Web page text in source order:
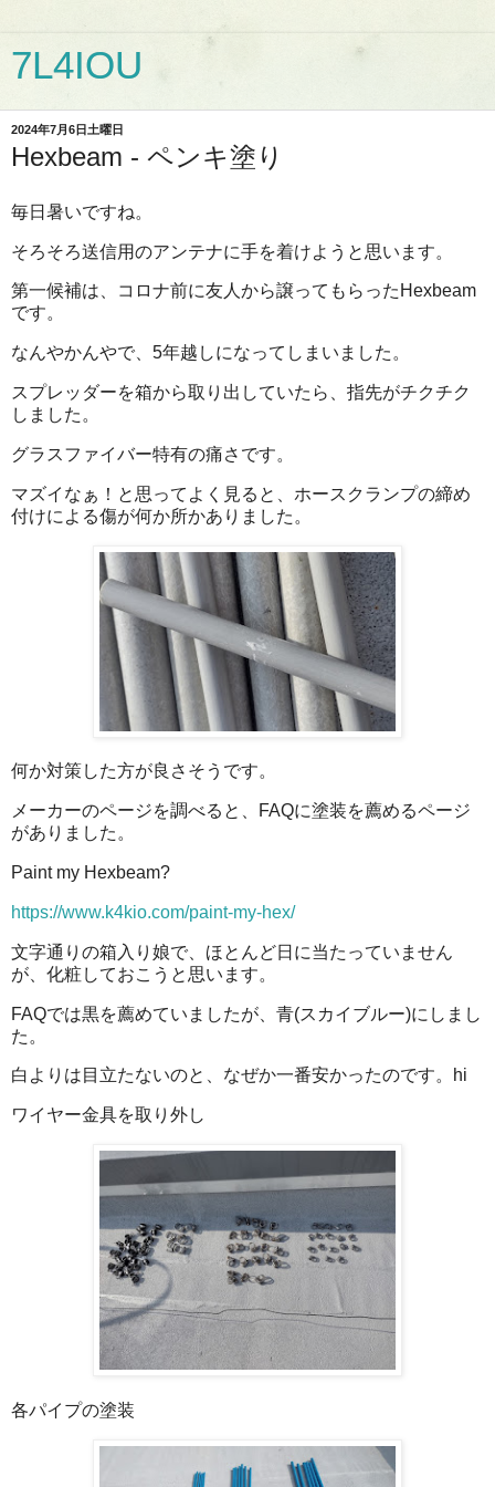
7L4IOU
2024年7月6日土曜日
Hexbeam - ペンキ塗り
毎日暑いですね。
そろそろ送信用のアンテナに手を着けようと思います。
第一候補は、コロナ前に友人から譲ってもらったHexbeam
です。
なんやかんやで、5年越しになってしまいました。
スプレッダーを箱から取り出していたら、指先がチクチク
しました。
グラスファイバー特有の痛さです。
マズイなぁ！と思ってよく見ると、ホースクランプの締め
付けによる傷が何か所かありました。
何か対策した方が良さそうです。
メーカーのページを調べると、FAQに塗装を薦めるページ
がありました。
Paint my Hexbeam?
https://www.k4kio.com/paint-my-hex/
文字通りの箱入り娘で、ほとんど日に当たっていません
が、化粧しておこうと思います。
FAQでは黒を薦めていましたが、青(スカイブルー)にしまし
た。
白よりは目立たないのと、なぜか一番安かったのです。hi
ワイヤー金具を取り外し
各パイプの塗装